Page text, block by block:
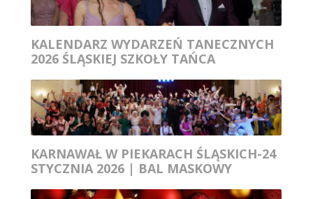
KALENDARZ WYDARZEŃ TANECZNYCH
2026 ŚLĄSKIEJ SZKOŁY TAŃCA
KARNAWAŁ W PIEKARACH ŚLĄSKICH-24
STYCZNIA 2026 | BAL MASKOWY